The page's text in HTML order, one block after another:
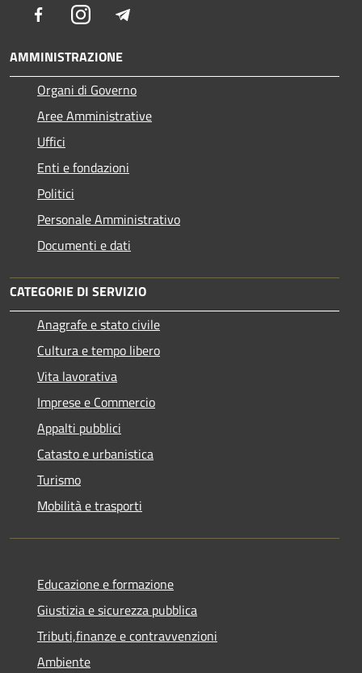
FacebookInstagram
AMMINISTRAZIONE
Organi di Governo
Aree Amministrative
Uffici
Enti e fondazioni
Politici
Personale Amministrativo
Documenti e dati
CATEGORIE DI SERVIZIO
Anagrafe e stato civile
Cultura e tempo libero
Vita lavorativa
Imprese e Commercio
Appalti pubblici
Catasto e urbanistica
Turismo
Mobilità e trasporti
Educazione e formazione
Giustizia e sicurezza pubblica
Tributi,finanze e contravvenzioni
Ambiente